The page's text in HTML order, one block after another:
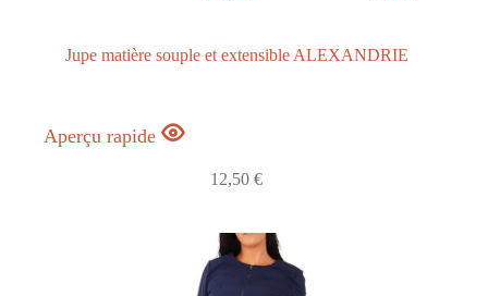
Jupe matière souple et extensible ALEXANDRIE
Aperçu rapide
12,50€